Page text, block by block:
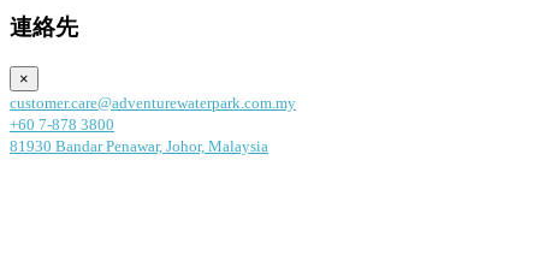
連絡先
×
customer.care@adventurewaterpark.com.my
+60 7-878 3800
81930 Bandar Penawar, Johor, Malaysia